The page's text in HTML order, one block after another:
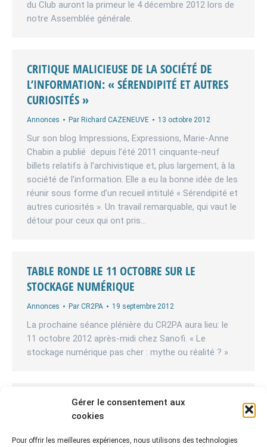
Gérer le consentement aux
cookies
Pour offrir les meilleures expériences, nous utilisons des technologies
du Club auront la primeur le 4 décembre 2012 lors de
notre Assemblée générale.
CRITIQUE MALICIEUSE DE LA SOCIÉTÉ DE
L’INFORMATION: « SÉRENDIPITÉ ET AUTRES
CURIOSITÉS »
Annonces Par Richard CAZENEUVE 13 octobre 2012
Sur son blog Impressions, Expressions, Marie-Anne
Chabin a publié depuis l’été 2011 cinquante-neuf
billets relatifs à l’archivistique et, plus largement, à la
société de l’information. Elle a eu la bonne idée de les
réunir sous forme d’un recueil intitulé « Sérendipité et
autres curiosités ». Un travail remarquable, qui vaut le
détour pour ceux qui ont pris…
TABLE RONDE LE 11 OCTOBRE SUR LE
STOCKAGE NUMÉRIQUE
Annonces Par CR2PA 19 septembre 2012
La prochaine séance plénière du CR2PA aura lieu: le
11 octobre 2012 après-midi chez Sanofi. « Le
stockage numérique pas cher : mythe ou réalité ? »
DONNER DES GARANTIES, GARANTIR LES
Annonces,Rencontres du CR2PA ParCR2PA 2 mai 2012